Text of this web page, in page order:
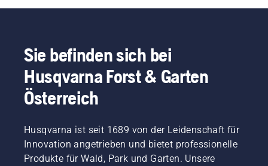
eine
Messung
grüner
KPIs für
städtische
bereitstellt.
Sie befinden sich bei
Husqvarna Forst & Garten
Österreich
Husqvarna ist seit 1689 von der Leidenschaft für
Innovation angetrieben und bietet professionelle
Produkte für Wald, Park und Garten. Unsere